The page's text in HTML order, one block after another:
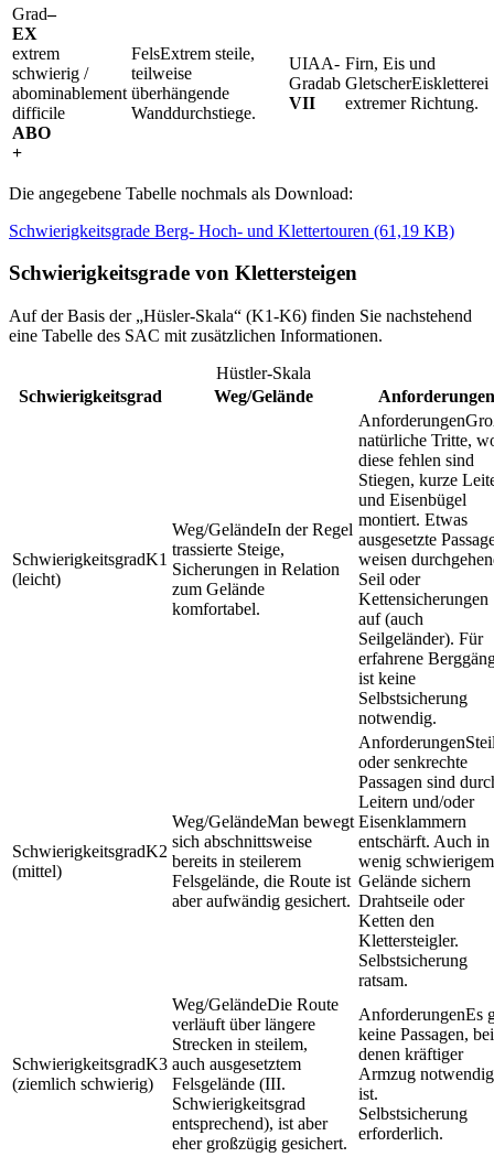
–
EX
extrem
schwierig /
abominablement
difficile
ABO
+
Extrem steile,
teilweise
überhängende
Wanddurchstiege.
ab
VII
Eiskletterei
extremer Richtung.
Die angegebene Tabelle nochmals als Download:
Schwierigkeitsgrade Berg- Hoch- und Klettertouren (61,19 KB)
Schwierigkeitsgrade von Klettersteigen
Auf der Basis der „Hüsler-Skala“ (K1-K6) finden Sie nachstehend
eine Tabelle des SAC mit zusätzlichen Informationen.
Hüstler-Skala
Schwierigkeitsgrad
Weg/Gelände Anforderungen
K1
(leicht)
In der Regel
trassierte Steige,
Sicherungen in Relation
zum Gelände
komfortabel.
natürliche Tritte,
diese fehlen sind
Stiegen, kurze
und Eisenbügel
montiert. Etwas
ausgesetzte
weisen
Seil oder
Kettensicherungen
auf (auch
Seilgeländer). Für
erfahrene
ist keine
Selbstsicherung
notwendig.
K2
(mittel)
Man bewegt
sich abschnittsweise
bereits in steilerem
Felsgelände, die Route ist
aber aufwändig gesichert.
oder senkrechte
Passagen sind
Leitern und/oder
Eisenklammern
entschärft. Auch in
wenig schwierigem
Gelände sichern
Drahtseile oder
Ketten den
Klettersteigler.
Selbstsicherung
ratsam.
K3
(ziemlich schwierig)
Die Route
verläuft über längere
Strecken in steilem,
auch ausgesetztem
Felsgelände (III.
Schwierigkeitsgrad
entsprechend), ist aber
eher großzügig gesichert.
Es
keine Passagen, bei
denen kräftiger
Armzug notwendig
ist.
Selbstsicherung
erforderlich.